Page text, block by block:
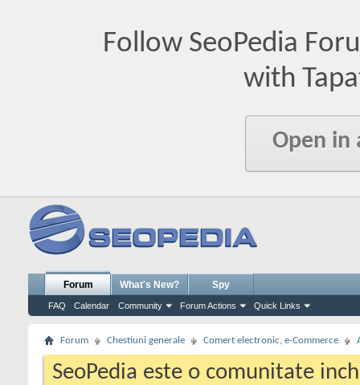
Follow SeoPedia
with
Open in
Forum
FAQ Calendar Community Forum Actions Quick Links
What's New? Spy
Forum Chestiuni generale Comert electronic, e-Commerce
SeoPedia este o comunitate